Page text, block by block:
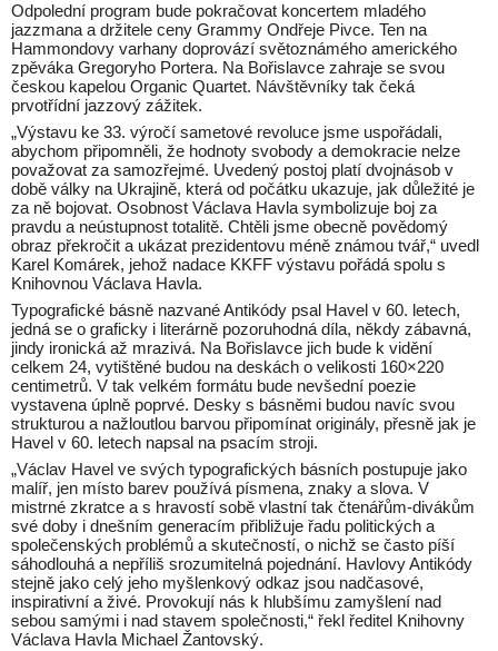
Odpolední program bude pokračovat koncertem mladého
jazzmana a držitele ceny Grammy Ondřeje Pivce. Ten na
Hammondovy varhany doprovází světoznámého amerického
zpěváka Gregoryho Portera. Na Bořislavce zahraje se svou
českou kapelou Organic Quartet. Návštěvníky tak čeká
prvotřídní jazzový zážitek.
„Výstavu ke 33. výročí sametové revoluce jsme uspořádali,
abychom připomněli, že hodnoty svobody a demokracie nelze
považovat za samozřejmé. Uvedený postoj platí dvojnásob v
době války na Ukrajině, která od počátku ukazuje, jak důležité je
za ně bojovat. Osobnost Václava Havla symbolizuje boj za
pravdu a neústupnost totalitě. Chtěli jsme obecně povědomý
obraz překročit a ukázat prezidentovu méně známou tvář,“ uvedl
Karel Komárek, jehož nadace KKFF výstavu pořádá spolu s
Knihovnou Václava Havla.
Typografické básně nazvané Antikódy psal Havel v 60. letech,
jedná se o graficky i literárně pozoruhodná díla, někdy zábavná,
jindy ironická až mrazivá. Na Bořislavce jich bude k vidění
celkem 24, vytištěné budou na deskách o velikosti 160×220
centimetrů. V tak velkém formátu bude nevšední poezie
vystavena úplně poprvé. Desky s básněmi budou navíc svou
strukturou a nažloutlou barvou připomínat originály, přesně jak je
Havel v 60. letech napsal na psacím stroji.
„Václav Havel ve svých typografických básních postupuje jako
malíř, jen místo barev používá písmena, znaky a slova. V
mistrné zkratce a s hravostí sobě vlastní tak čtenářům-divákům
své doby i dnešním generacím přibližuje řadu politických a
společenských problémů a skutečností, o nichž se často píší
sáhodlouhá a nepříliš srozumitelná pojednání. Havlovy Antikódy
stejně jako celý jeho myšlenkový odkaz jsou nadčasové,
inspirativní a živé. Provokují nás k hlubšímu zamyšlení nad
sebou samými i nad stavem společnosti,“ řekl ředitel Knihovny
Václava Havla Michael Žantovský.